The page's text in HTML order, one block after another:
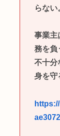
らない
事業主
務を負
不十分
身を守